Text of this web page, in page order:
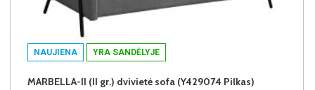
NAUJIENA YRA SANDĖLYJE
MARBELLA-II (II gr.) dvivietė sofa (Y429074 Pilkas)